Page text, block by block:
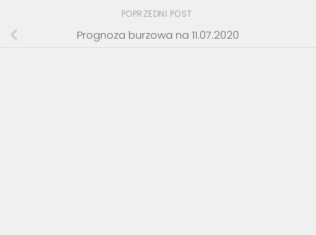
POPRZEDNI POST
Prognoza burzowa na 11.07.2020